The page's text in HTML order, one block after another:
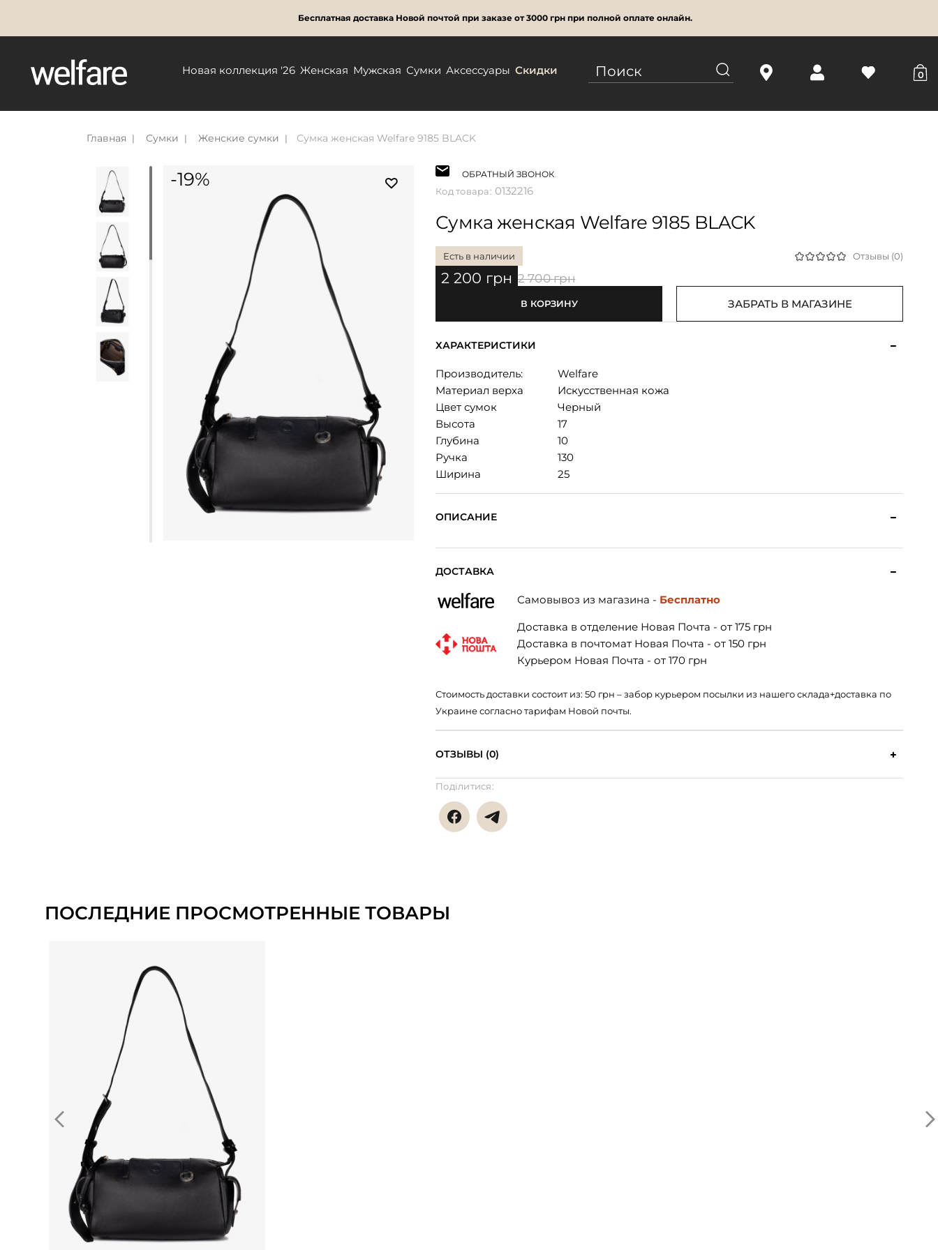
Бесплатная доставка Новой почтой при заказе от 3000 грн при полной оплате онлайн.
Новая коллекция '26 Женская Мужская Сумки Аксессуары Скидки 0
Главная Сумки Женские сумки Сумка женская Welfare 9185 BLACK
-19% ОБРАТНЫЙ ЗВОНОК
Код товара: 0132216
Сумка женская Welfare 9185 BLACK
Есть в наличии Отзывы (0)
2 200 грн 2 700 грн
В КОРЗИНУ ЗАБРАТЬ В МАГАЗИНЕ
ХАРАКТЕРИСТИКИ
Производитель:
Welfare
Материал верха
Искусственная кожа
Цвет сумок
Черный
Высота
17
Глубина
10
Ручка
130
Ширина
25
ОПИСАНИЕ
ДОСТАВКА
Самовывоз из магазина - Бесплатно
Доставка в отделение Новая Почта - от 175 грн
Доставка в почтомат Новая Почта - от 150 грн
Курьером Новая Почта - от 170 грн
Стоимость доставки состоит из: 50 грн – забор курьером посылки из нашего склада+доставка по
Украине согласно тарифам Новой почты.
ОТЗЫВЫ (0)
Поділитися:
ПОСЛЕДНИЕ ПРОСМОТРЕННЫЕ ТОВАРЫ